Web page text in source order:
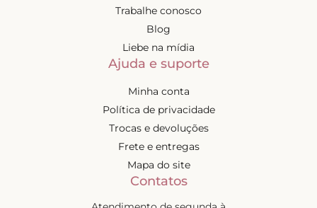
Trabalhe conosco
Blog
Liebe na mídia
Ajuda e suporte
Minha conta
Política de privacidade
Trocas e devoluções
Frete e entregas
Mapa do site
Contatos